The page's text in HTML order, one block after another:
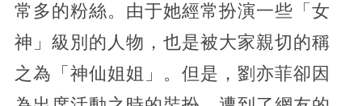
常多的粉絲。由于她經常扮演一些「女
神」級別的人物，也是被大家親切的稱
之為「神仙姐姐」。但是，劉亦菲卻因